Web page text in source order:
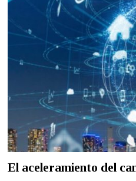
El aceleramiento del